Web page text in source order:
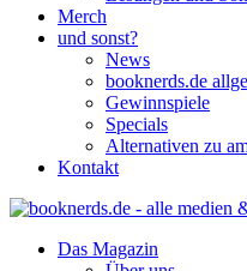
Merch
und sonst?
News
booknerds.de
Gewinnspiele
Specials
Alternativen zu
Kontakt
Das Magazin